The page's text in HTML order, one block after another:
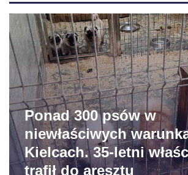
Ponad 300 psów w
niewłaściwych
Kielcach. 35-letni
trafił do aresztu